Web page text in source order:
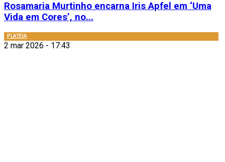
Rosamaria Murtinho encarna Iris Apfel em ‘Uma
Vida em Cores’, no...
PLATEIA
2 mar 2026 - 17:43